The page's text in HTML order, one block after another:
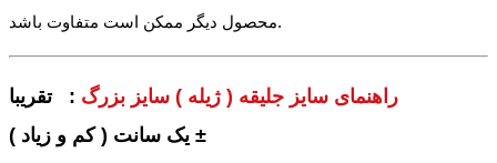
محصول دیگر ممکن است متفاوت باشد.
راهنمای سایز جلیقه ( ژیله ) سایز بزرگ : تقریبا
± یک سانت ( کم و زیاد )